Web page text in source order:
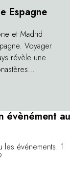
©
Espagne
et Madrid
Voyager
révèle une
Catalogne,
parcourt.
évènément au
les événements. 1